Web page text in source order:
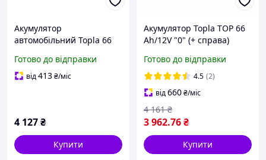
Акумулятор
автомобільний Topla 66
066) t
Готово до відправки
від413₴/міс
4 127₴
Купити
Акумулятор Topla TOP 66
Ah/12V "0" (+ справа)
Готово до відправки
4.5 (2)
від660₴/міс
3 962.76₴
4 161 ₴
Купити